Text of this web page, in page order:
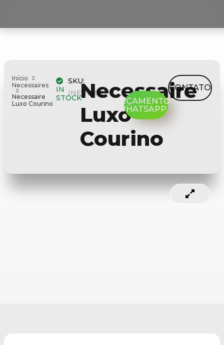
Início
Necessaires
Necessaire
Luxo Courino
IN
STOCK
SKU:
INE01005
Necessaire
Luxo
Courino
ORÇAMENTO
WHATSAPP
CONTATO